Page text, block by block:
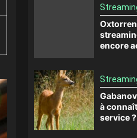
encore
à
service ?